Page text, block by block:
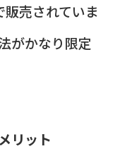
販売されていま
がかなり限定
リット